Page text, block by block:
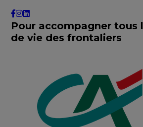
Pour accompagner tous
de vie des frontaliers